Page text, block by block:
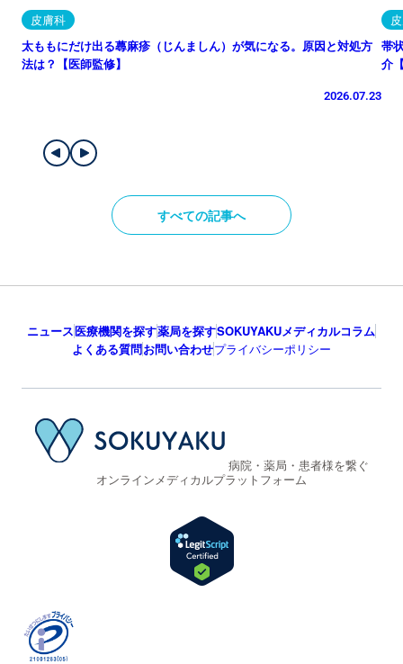
皮膚科
太ももにだけ出る蕁麻疹（じんましん）が気になる。原因と対処方
法は？【医師監修】
2026.07.23
帯
介
すべての記事へ
ニュース医療機関を探す薬局を探すSOKUYAKUメディカルコラム
よくある質問お問い合わせプライバシーポリシー
病院・薬局・患者様を繋ぐ
オンラインメディカルプラットフォーム